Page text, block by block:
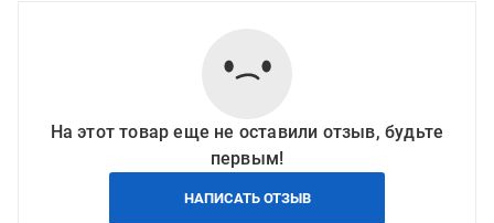
На этот товар еще не оставили отзыв, будьте
первым!
НАПИСАТЬ ОТЗЫВ